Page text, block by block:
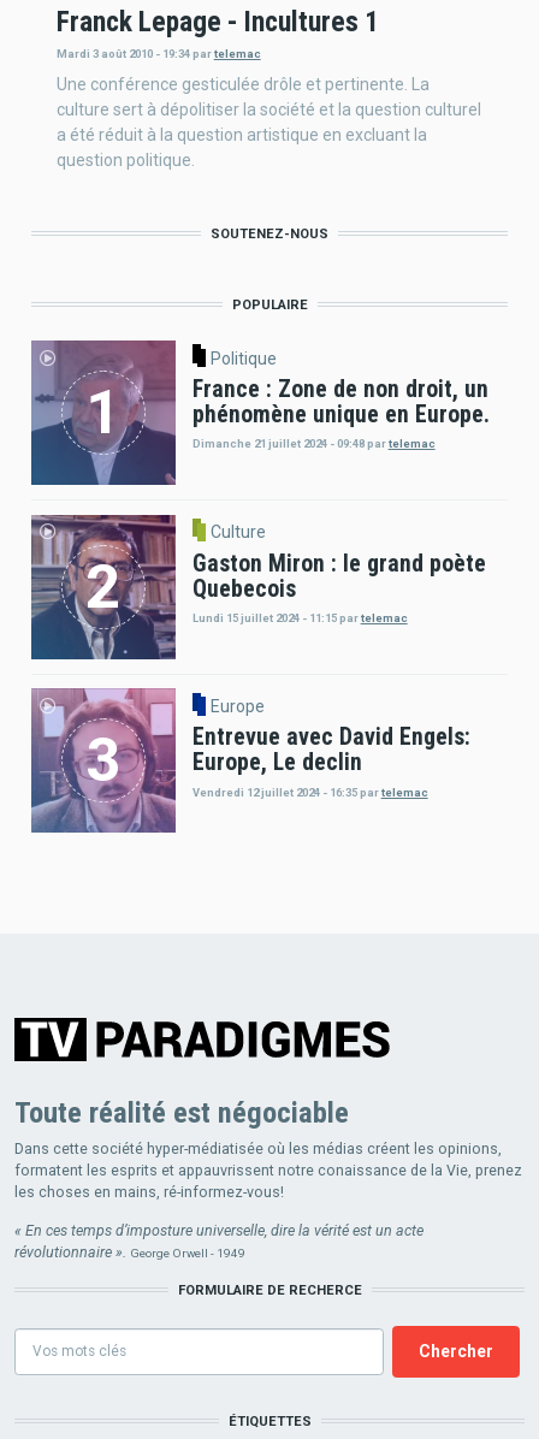
Franck Lepage - Incultures 1
Mardi 3 août 2010 - 19:34 partelemac
Une conférence gesticulée drôle et pertinente. La
culture sert à dépolitiser la société et la question culturel
a été réduit à la question artistique en excluant la
question politique.
SOUTENEZ-NOUS
POPULAIRE
Politique
France : Zone de non droit, un
phénomène unique en Europe.
Dimanche 21 juillet 2024 - 09:48 partelemac
Culture
Gaston Miron : le grand poète
Quebecois
Lundi 15 juillet 2024 - 11:15 partelemac
Europe
Entrevue avec David Engels:
Europe, Le declin
Vendredi 12 juillet 2024 - 16:35 partelemac
Toute réalité est négociable
Dans cette société hyper-médiatisée où les médias créent les opinions,
formatent les esprits et appauvrissent notre conaissance de la Vie, prenez
les choses en mains, ré-informez-vous!
« En ces temps d’imposture universelle, dire la vérité est un acte
révolutionnaire ».
George Orwell - 1949
FORMULAIRE DE RECHERCE
Formulaire
recherce
ÉTIQUETTES